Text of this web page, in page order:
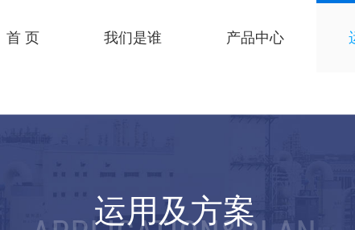
首 页 我们是谁 产品中心
运用及方案